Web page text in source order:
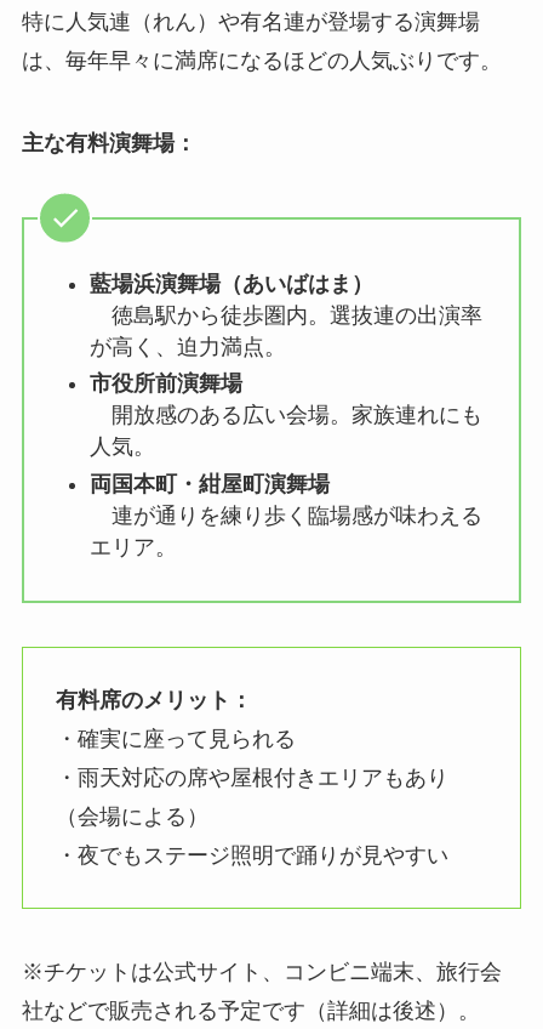
特に人気連（れん）や有名連が登場する演舞場
は、毎年早々に満席になるほどの人気ぶりです。
主な有料演舞場：
藍場浜演舞場（あいばはま）
徳島駅から徒歩圏内。選抜連の出演率
が高く、迫力満点。
市役所前演舞場
開放感のある広い会場。家族連れにも
人気。
両国本町・紺屋町演舞場
連が通りを練り歩く臨場感が味わえる
エリア。
有料席のメリット：
・確実に座って見られる
・雨天対応の席や屋根付きエリアもあり
（会場による）
・夜でもステージ照明で踊りが見やすい
※チケットは公式サイト、コンビニ端末、旅行会
社などで販売される予定です（詳細は後述）。